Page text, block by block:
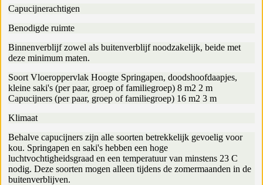
Capucijnerachtigen
Benodigde ruimte
Binnenverblijf zowel als buitenverblijf noodzakelijk, beide met
deze minimum maten.
Soort Vloeroppervlak Hoogte Springapen, doodshoofdaapjes,
kleine saki's (per paar, groep of familiegroep) 8 m2 2 m
Capucijners (per paar, groep of familiegroep) 16 m2 3 m
Klimaat
Behalve capucijners zijn alle soorten betrekkelijk gevoelig voor
kou. Springapen en saki's hebben een hoge
luchtvochtigheidsgraad en een temperatuur van minstens 23 C
nodig. Deze soorten mogen alleen tijdens de zomermaanden in de
buitenverblijven.